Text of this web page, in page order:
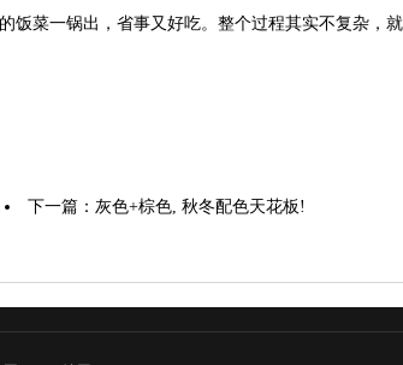
饭菜一锅出，省事又好吃。整个过程其实不复杂，
下一篇： 灰色+棕色, 秋冬配色天花板!